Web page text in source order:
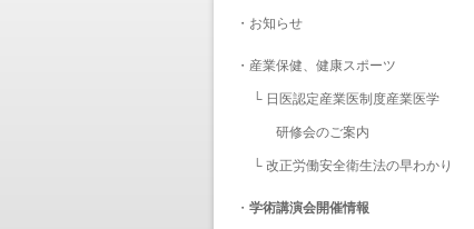
・ お知らせ
・ 産業保健、健康スポーツ
└ 日医認定産業医制度産業医学
研修会のご案内
└ 改正労働安全衛生法の早わかり
・ 学術講演会開催情報